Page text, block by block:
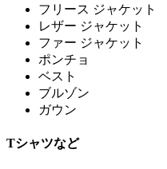
フリース ジャケット
レザー ジャケット
ファー ジャケット
ポンチョ
ベスト
ブルゾン
ガウン
Tシャツなど